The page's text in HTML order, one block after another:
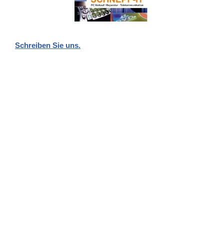
Schreiben Sie uns.